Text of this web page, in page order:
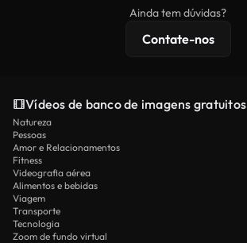
licenciamento estendidas.
Ainda tem dúvidas?
Contate-nos
Vídeos de banco de imagens gratuitos
Natureza
Pessoas
Amor e Relacionamentos
Fitness
Videografia aérea
Alimentos e bebidas
Viagem
Transporte
Tecnologia
Zoom de fundo virtual